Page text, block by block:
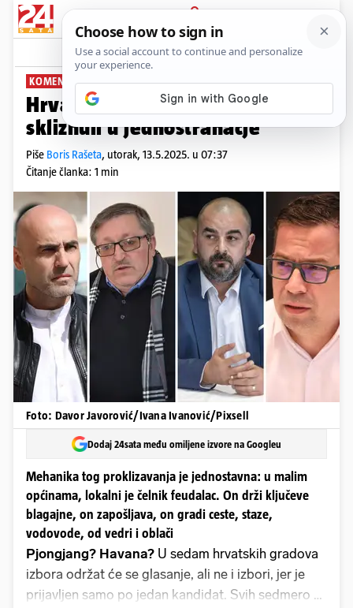
PRIJAVA
News Komentari
KOMENTIRA BORIS RAŠETA PLUS+
Hrvatski gradovi i općine su
skliznuli u jednostranačje
Piše Boris Rašeta, utorak, 13.5.2025. u 07:37
Čitanje članka: 1 min
Foto: Davor Javorović/Ivana Ivanović/Pixsell
Dodaj 24sata među omiljene izvore na Googleu
Mehanika tog proklizavanja je jednostavna: u malim
općinama, lokalni je čelnik feudalac. On drži ključeve
blagajne, on zapošljava, on gradi ceste, staze,
vodovode, od vedri i oblači
Pjongjang? Havana? U sedam hrvatskih gradova
izbora održat će se glasanje, ali ne i izbori, jer je
prijavljen samo po jedan kandidat. Svih sedmero su